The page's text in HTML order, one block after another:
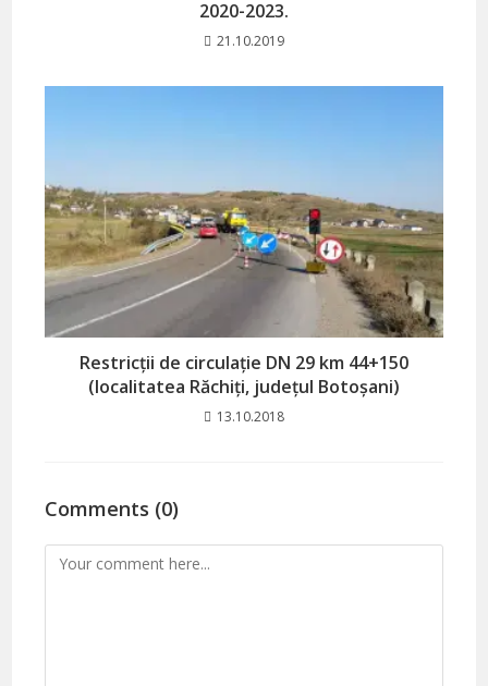
2020-2023.
21.10.2019
Restricții de circulație DN 29 km 44+150
(localitatea Răchiți, județul Botoșani)
13.10.2018
Comments (0)
Comment